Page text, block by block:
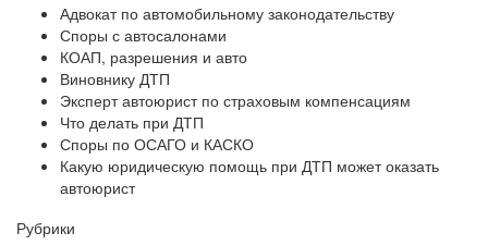
Адвокат по автомобильному законодательству
Споры с автосалонами
КОАП, разрешения и авто
Виновнику ДТП
Эксперт автоюрист по страховым компенсациям
Что делать при ДТП
Споры по ОСАГО и КАСКО
Какую юридическую помощь при ДТП может оказать
автоюрист
Рубрики